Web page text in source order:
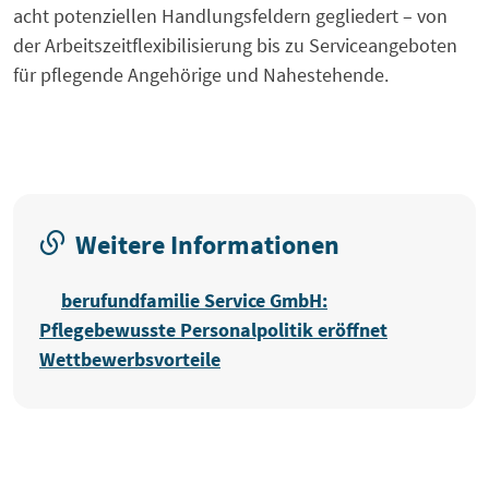
acht potenziellen Handlungsfeldern gegliedert – von
der Arbeitszeitflexibilisierung bis zu Serviceangeboten
für pflegende Angehörige und Nahestehende.
Weitere Informationen
berufundfamilie Service GmbH:
Pflegebewusste Personalpolitik eröffnet
Wettbewerbsvorteile